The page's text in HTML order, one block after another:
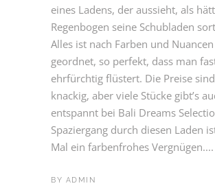
eines Ladens, der aussieht, als
Regenbogen seine Schubladen
Alles ist nach Farben und Nuancen
geordnet, so perfekt, dass man
ehrfürchtig flüstert. Die Preise
knackig, aber viele Stücke gibt’s
entspannt bei Bali Dreams
Spaziergang durch diesen Laden
Mal ein farbenfrohes Vergnügen....
BY ADMIN